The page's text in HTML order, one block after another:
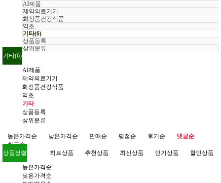
AI제품
제약의료기기
화장품건강식품
약초
기타(6)
상품등록
상위분류
기타(6)
AI제품
제약의료기기
화장품건강식품
약초
기타
상품등록
상위분류
높은가격순 낮은가격순 판매순 평점순 후기순
댓글순
최근순
히트상품
추천상품 최신상품 인기상품 할인상품
상품정렬
높은가격순
낮은가격순